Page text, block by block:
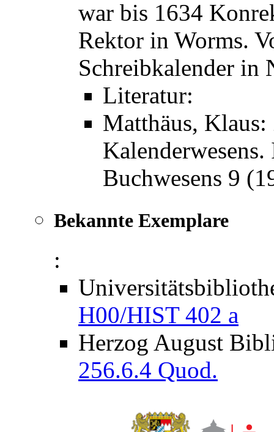
war bis 1634
Rektor in Worms.
Schreibkalender in
Literatur:
Matthäus, Klaus:
Buchwesens 9
Bekannte Exemplare
:
H00/HIST 402 a
Herzog August
256.6.4 Quod.